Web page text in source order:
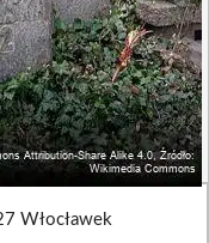
Włocławek